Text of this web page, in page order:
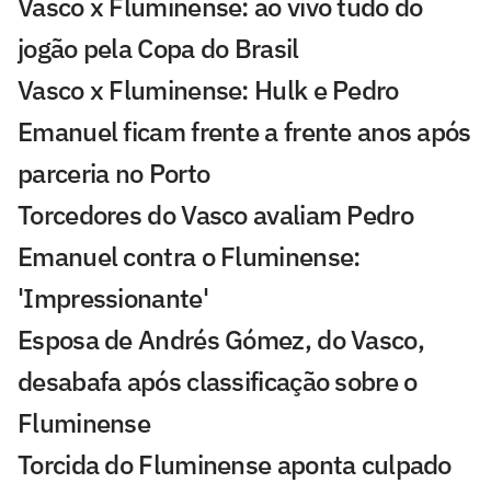
jogão pela Copa do Brasil
Vasco x Fluminense: Hulk e Pedro
Emanuel ficam frente a frente anos após
parceria no Porto
Torcedores do Vasco avaliam Pedro
Emanuel contra o Fluminense:
'Impressionante'
Esposa de Andrés Gómez, do Vasco,
desabafa após classificação sobre o
Fluminense
Torcida do Fluminense aponta culpado